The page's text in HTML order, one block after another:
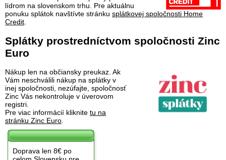
lídrom na slovenskom trhu. Pre aktuálnu
ponuku splátok navštívte stránku splátkovej spoločnosti Home
Credit
Splátky prostredníctvom spoločnosti Zinc
Euro
Nákup len na občiansky preukaz. Ak
Vám neschválili nákup na splátky v
inej spoločnosti, nezúfajte, spoločnosť
Zinc Vás nekontroluje v úverovom
registri.
Pre viac informácií kliknite tu na
stránku Zinc Euro
Doprava len 8€ po